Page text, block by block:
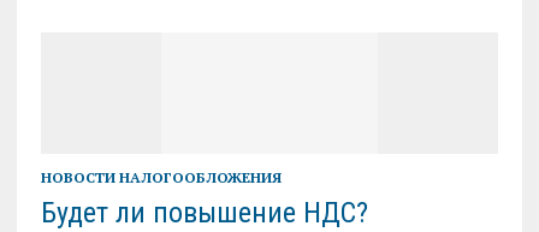
НОВОСТИ НАЛОГООБЛОЖЕНИЯ
Будет ли повышение НДС?